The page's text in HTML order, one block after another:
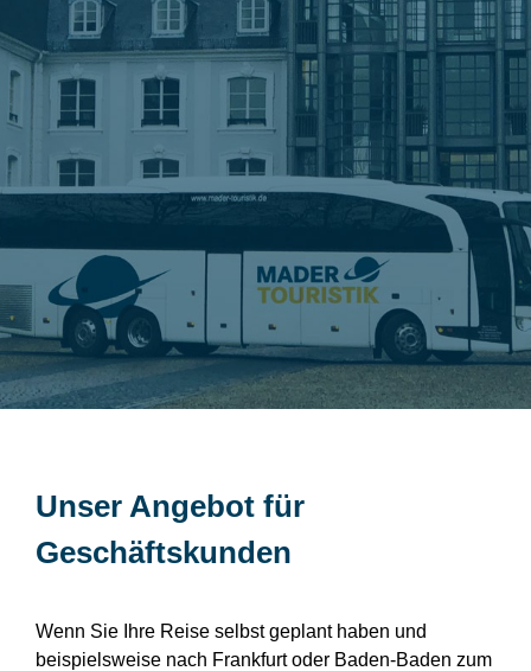
Unser Angebot für
Geschäftskunden
Wenn Sie Ihre Reise selbst geplant haben und
beispielsweise nach Frankfurt oder Baden-Baden zum